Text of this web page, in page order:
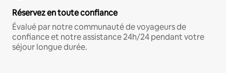
Réservez en toute confiance
Évalué par notre communauté de voyageurs de
confiance et notre assistance 24h/24 pendant votre
séjour longue durée.